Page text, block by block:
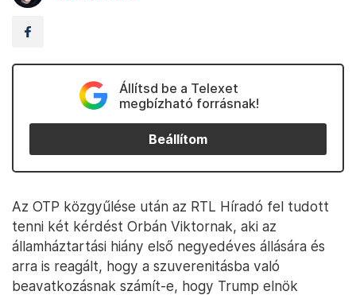
Állítsd be a Telexet
megbízható forrásnak!
Beállítom
Az OTP közgyűlése után az RTL Híradó fel tudott
tenni két kérdést Orbán Viktornak, aki az
államháztartási hiány első negyedéves állására és
arra is reagált, hogy a szuverenitásba való
beavatkozásnak számít-e, hogy Trump elnök